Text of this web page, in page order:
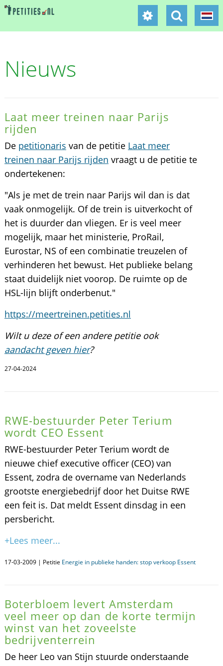
Nieuws
Laat meer treinen naar Parijs
rijden
De petitionaris van de petitie Laat meer
treinen naar Parijs rijden vraagt u de petitie te
ondertekenen:
"Als je met de trein naar Parijs wil dan is dat
vaak onmogelijk. Of de trein is uitverkocht of
het is duurder dan vliegen. Er is veel meer
mogelijk, maar het ministerie, ProRail,
Eurostar, NS of een combinatie treuzelen of
verhinderen het bewust. Het publieke belang
staat duidelijk niet voorop. De ruimte op de
HSL-lijn blijft onderbenut."
https://meertreinen.petities.nl
Wilt u deze of een andere petitie ook
aandacht geven hier?
27-04-2024
RWE-bestuurder Peter Terium
wordt CEO Essent
RWE-bestuurder Peter Terium wordt de
nieuwe chief executive officer (CEO) van
Essent, zodra de overname van Nederlands
grootste energiebedrijf door het Duitse RWE
een feit is. Dat meldt Essent dinsdag in een
persbericht.
+Lees meer...
17-03-2009 | Petitie Energie in publieke handen: stop verkoop Essent
Boterbloem levert Amsterdam
veel meer op dan de korte termijn
winst van het zoveelste
bedrijventerrein
De heer Leo van Stijn stuurde onderstaande